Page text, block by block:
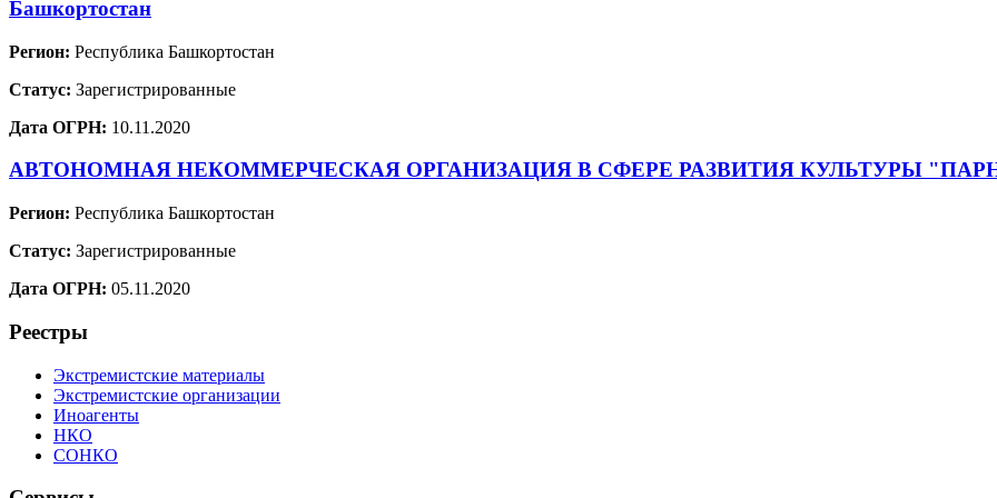
Башкортостан
Регион: Республика Башкортостан
Статус: Зарегистрированные
Дата ОГРН: 10.11.2020
АВТОНОМНАЯ НЕКОММЕРЧЕСКАЯ ОРГАНИЗАЦИЯ В СФЕРЕ РАЗВИТИЯ КУЛЬТУРЫ
Регион: Республика Башкортостан
Статус: Зарегистрированные
Дата ОГРН: 05.11.2020
Реестры
Экстремистские материалы
Экстремистские организации
Иноагенты
НКО
СОНКО